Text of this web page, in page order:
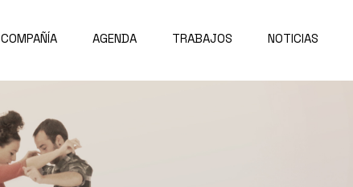
COMPAÑÍA AGENDA TRABAJOS NOTICIAS